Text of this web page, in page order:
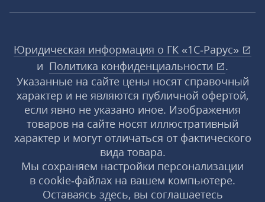
Юридическая информация о ГК «1С‑Рарус»
и Политика конфиденциальности
.
Указанные на сайте цены носят справочный
характер и не являются публичной офертой,
если явно не указано иное. Изображения
товаров на сайте носят иллюстративный
характер и могут отличаться от фактического
вида товара.
Мы сохраняем настройки персонализации
в cookie‑файлах на вашем компьютере.
Оставаясь здесь, вы соглашаетесь